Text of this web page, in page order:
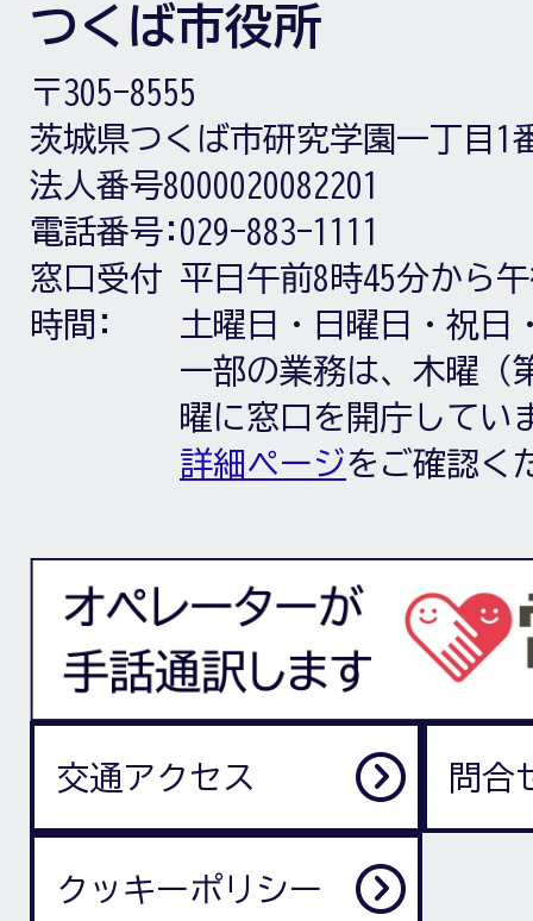
つくば市役所
〒305-8555
茨城県つくば市研究学園一丁目1
法人番号8000020082201
電話番号: 029-883-1111
窓口受付
時間:
平日午前8時45分から
土曜日・日曜日・祝日
一部の業務は、木曜（
曜に窓口を開庁してい
詳細ページをご確認く
交通アクセス 問合
クッキーポリシー